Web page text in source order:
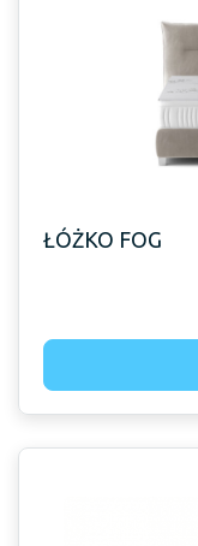
ŁÓŻKO FOG